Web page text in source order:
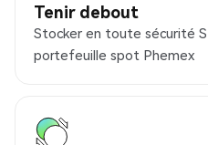
Tenir debout
Stocker en toute sécurité
portefeuille spot Phemex